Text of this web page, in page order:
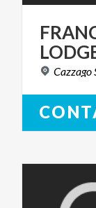
Cazzago